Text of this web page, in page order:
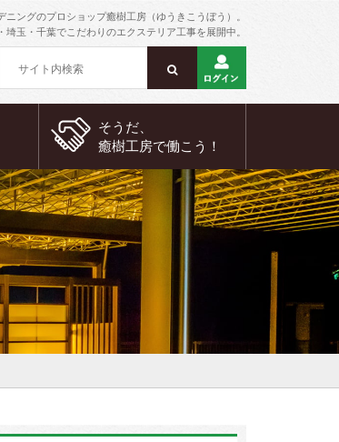
ングのプロショップ癒樹工房（ゆうきこうぼう）。
埼玉・千葉でこだわりのエクステリア工事を展開中。
そうだ、
癒樹工房で働こう！